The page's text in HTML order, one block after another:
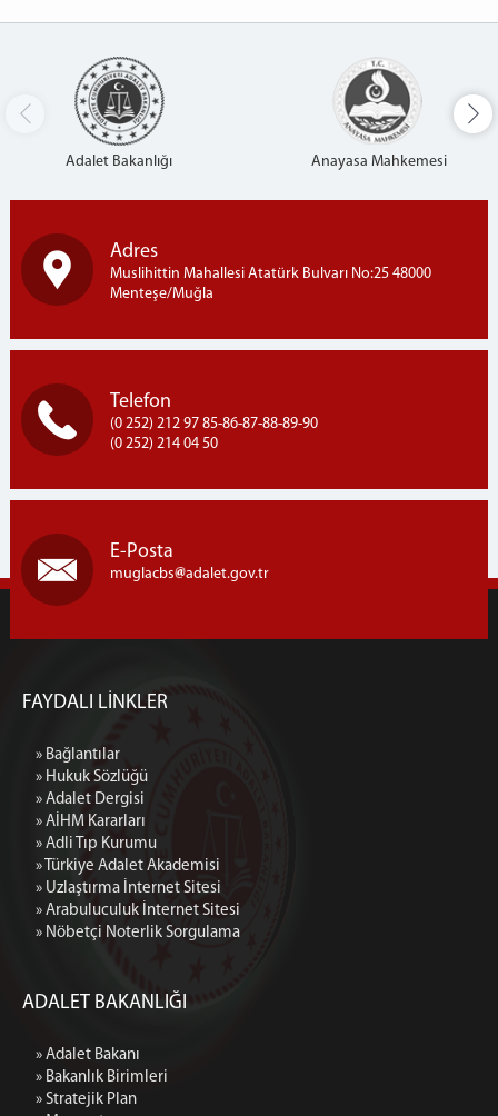
Adalet Bakanlığı Anayasa Mahkemesi
Adres
Muslihittin Mahallesi Atatürk Bulvarı No:25 48000
Menteşe/Muğla
Telefon
(0 252) 212 97 85-86-87-88-89-90
(0 252) 214 04 50
E-Posta
muglacbs adalet.gov.tr
FAYDALI LİNKLER
» Bağlantılar
» Hukuk Sözlüğü
» Adalet Dergisi
» AİHM Kararları
» Adli Tıp Kurumu
» Türkiye Adalet Akademisi
» Uzlaştırma İnternet Sitesi
» Arabuluculuk İnternet Sitesi
» Nöbetçi Noterlik Sorgulama
ADALET BAKANLIĞI
» Adalet Bakanı
» Bakanlık Birimleri
» Stratejik Plan